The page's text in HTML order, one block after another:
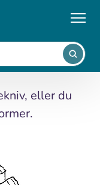
eller du